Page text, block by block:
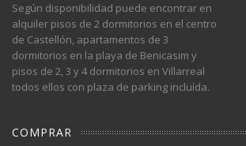
Según disponibilidad puede encontrar en
alquiler pisos de 2 dormitorios en el centro
de Castellón, apartamentos de 3
dormitorios en la playa de Benicasim y
pisos de 2, 3 y 4 dormitorios en Villarreal
todos ellos con plaza de parking incluída.
COMPRAR